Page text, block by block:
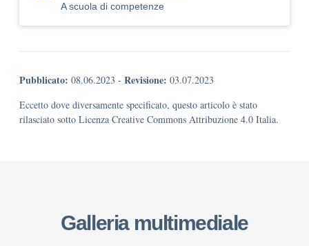
A scuola di competenze
Pubblicato: 08.06.2023 - Revisione: 03.07.2023
Eccetto dove diversamente specificato, questo articolo è stato
rilasciato sotto Licenza Creative Commons Attribuzione 4.0 Italia.
Galleria multimediale